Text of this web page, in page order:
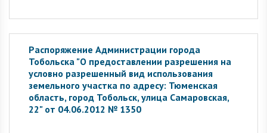
Распоряжение Администрации города
Тобольска "О предоставлении разрешения на
условно разрешенный вид использования
земельного участка по адресу: Тюменская
область, город Тобольск, улица Самаровская,
22" от 04.06.2012 № 1350